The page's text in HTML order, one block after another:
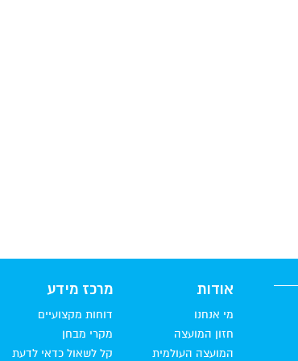
אודות
מי אנחנו
חזון המועצה
המועצה העולמית
מרכז מידע
דוחות מקצועיים
מקרי מבחן
קל לשאול כדאי לדעת